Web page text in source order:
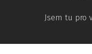
Jsem tu pro